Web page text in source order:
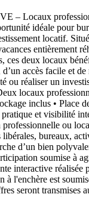
– Locaux
idéale pour
locatif.
entièrement
ces deux locaux
accès facile et
ou réaliser un
locaux
inclus • Place
et visibilité
professionnelle ou
bureaux,
d’un bien
soumise à
interactive
l'enchère est
seront transmises